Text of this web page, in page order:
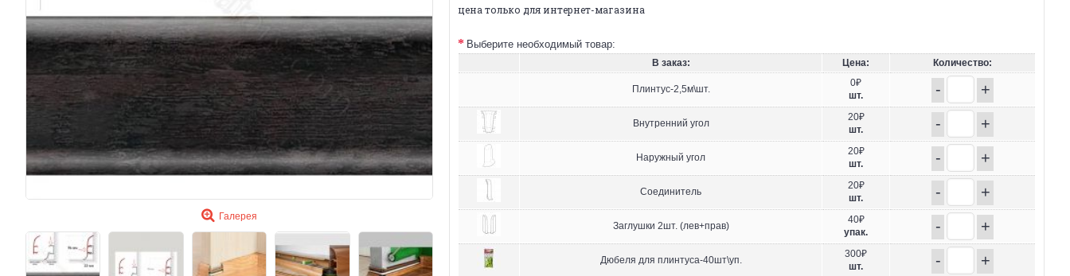
Галерея
цена только для интернет-магазина
Выберите необходимый товар:
В заказ: Цена: Количество:
Плинтус-2,5м\шт.
0₽
шт.
- +
Внутренний угол
20₽
шт.
- +
Наружный угол
20₽
шт.
- +
Соединитель
20₽
шт.
- +
Заглушки 2шт. (лев+прав)
40₽
упак.
- +
Дюбеля для плинтуса-40шт\уп.
300₽
шт.
- +